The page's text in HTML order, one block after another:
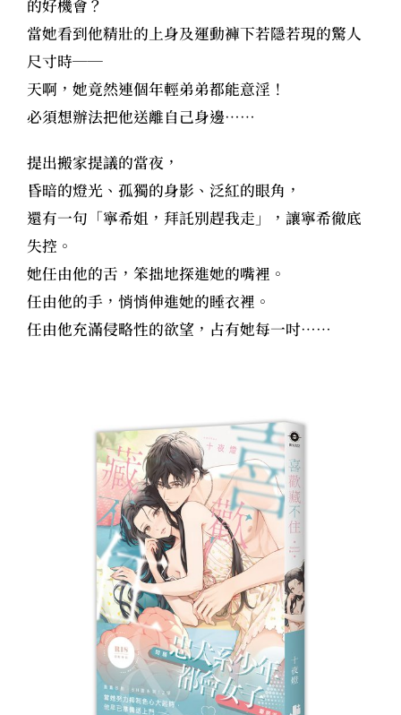
的好機會？
當她看到他精壯的上身及運動褲下若隱若現的驚人
尺寸時──
天啊，她竟然連個年輕弟弟都能意淫！
必須想辦法把他送離自己身邊……
提出搬家提議的當夜，
昏暗的燈光、孤獨的身影、泛紅的眼角，
還有一句「寧希姐，拜託別趕我走」，讓寧希徹底
失控。
她任由他的舌，笨拙地探進她的嘴裡。
任由他的手，悄悄伸進她的睡衣裡。
任由他充滿侵略性的欲望，占有她每一吋……